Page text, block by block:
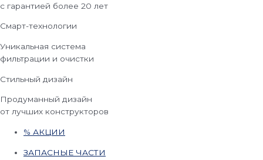
с гарантией более 20 лет
Смарт-технологии
Уникальная система
фильтрации и очистки
Стильный дизайн
Продуманный дизайн
от лучших конструкторов
% АКЦИИ
ЗАПАСНЫЕ ЧАСТИ